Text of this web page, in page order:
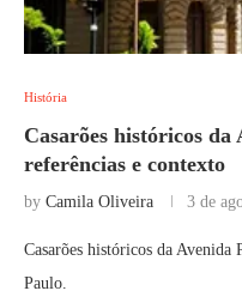
História
Casarões históricos
referências e contexto
by Camila Oliveira 3 de
Casarões históricos da
Paulo.